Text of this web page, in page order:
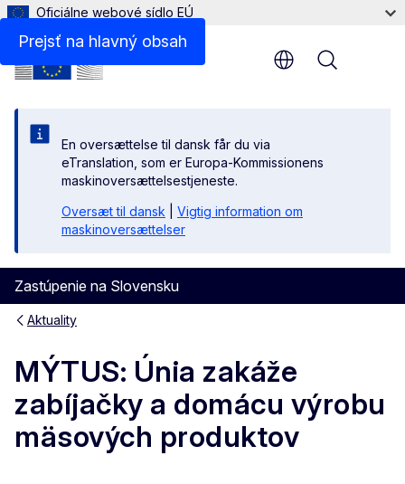
Prejsť na hlavný obsah
Oficiálne webové sídlo EÚ
En oversættelse til dansk får du via
eTranslation, som er Europa-Kommissionens
maskinoversættelsestjeneste.
Oversæt til dansk
Vigtig information om
maskinoversættelser
Zastúpenie na Slovensku
Menu
Aktuality
MÝTUS: Únia zakáže
zabíjačky a domácu výrobu
mäsových produktov